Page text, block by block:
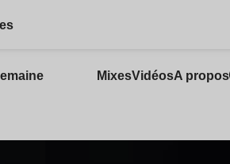
MixesVidéosA propos